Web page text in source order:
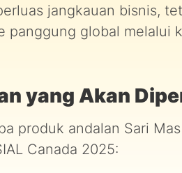
jangkauan bisnis,
panggung global melalui
yang Akan
produk andalan Sari
Canada 2025: